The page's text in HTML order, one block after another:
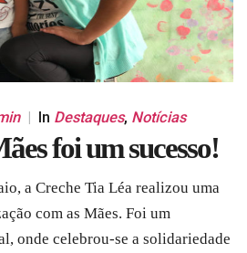
| In Destaques, Notícias
foi um sucesso!
a Creche Tia Léa realizou uma
com as Mães. Foi um
onde celebrou-se a solidariedade